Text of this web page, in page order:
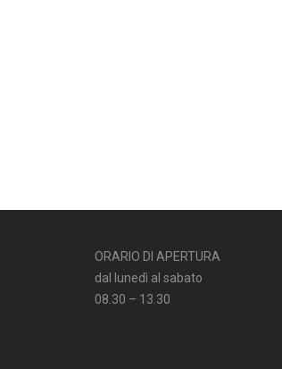
ORARIO DI APERTURA
dal lunedì al sabato
08.30 – 13.30